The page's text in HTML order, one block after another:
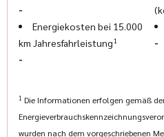
-
Energiekosten bei 15.000
km Jahresfahrleistung1
-
-
1 Die Informationen erfolgen gemäß
wurden nach dem vorgeschriebenen